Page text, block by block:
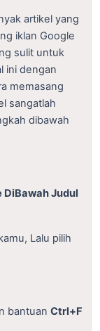
artikel yang
iklan Google
sulit untuk
ini dengan
memasang
sangatlah
dibawah
DiBawah Judul
Lalu pilih
bantuan Ctrl+F